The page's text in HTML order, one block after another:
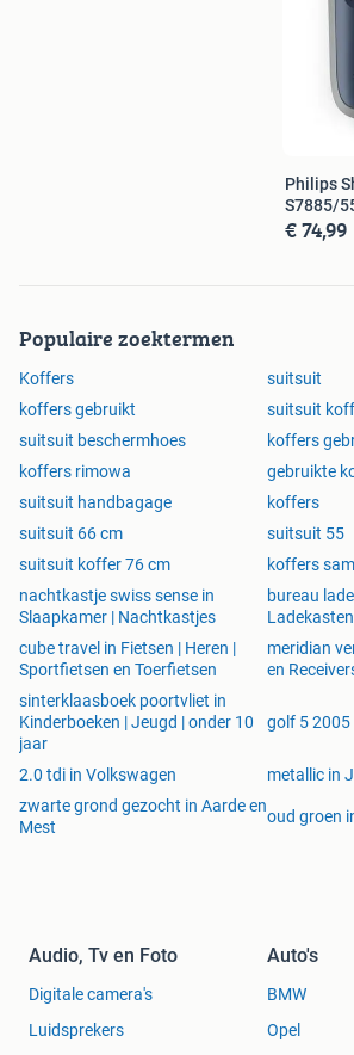
Philips
S7885/
€ 74,99
Populaire zoektermen
Koffers
suitsuit
koffers gebruikt
suitsuit
suitsuit beschermhoes
koffers
koffers rimowa
gebruikte
suitsuit handbagage
koffers
suitsuit 66 cm
suitsuit 55
suitsuit koffer 76 cm
koffers
nachtkastje swiss sense in
Slaapkamer | Nachtkastjes
bureau
Ladekasten
cube travel in Fietsen | Heren |
Sportfietsen en Toerfietsen
meridian
en
sinterklaasboek poortvliet in
Kinderboeken | Jeugd | onder 10
jaar
golf 5 2005
2.0 tdi in Volkswagen
metallic in
zwarte grond gezocht in Aarde en
Mest
oud groen
Audio, Tv en Foto
Digitale camera's
Luidsprekers
Auto's
BMW
Opel